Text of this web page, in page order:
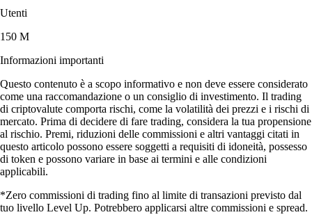
Utenti
150 M
Informazioni importanti
Questo contenuto è a scopo informativo e non deve essere considerato
come una raccomandazione o un consiglio di investimento. Il trading
di criptovalute comporta rischi, come la volatilità dei prezzi e i rischi di
mercato. Prima di decidere di fare trading, considera la tua propensione
al rischio. Premi, riduzioni delle commissioni e altri vantaggi citati in
questo articolo possono essere soggetti a requisiti di idoneità, possesso
di token e possono variare in base ai termini e alle condizioni
applicabili.
*Zero commissioni di trading fino al limite di transazioni previsto dal
tuo livello Level Up. Potrebbero applicarsi altre commissioni e spread.